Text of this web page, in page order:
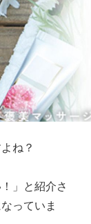
ね？
」と紹介さ
っていま